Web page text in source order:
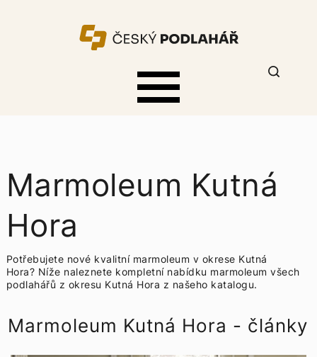
Marmoleum Kutná
Hora
Potřebujete nové kvalitní marmoleum v okrese Kutná
Hora? Níže naleznete kompletní nabídku marmoleum všech
podlahářů z okresu Kutná Hora z našeho katalogu.
Marmoleum Kutná Hora - články